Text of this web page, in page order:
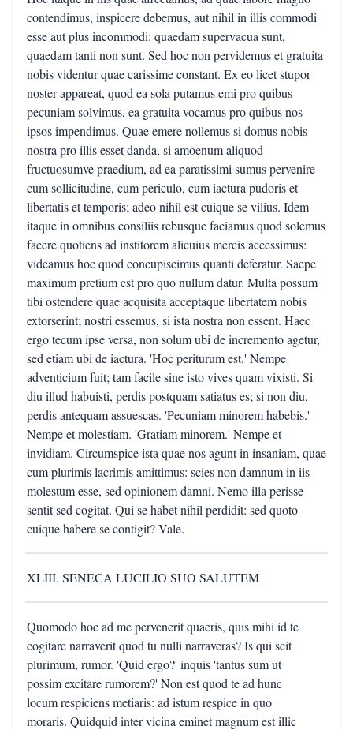
contendimus, inspicere debemus, aut nihil in illis commodi
esse aut plus incommodi: quaedam supervacua sunt,
quaedam tanti non sunt. Sed hoc non pervidemus et gratuita
nobis videntur quae carissime constant. Ex eo licet stupor
noster appareat, quod ea sola putamus emi pro quibus
pecuniam solvimus, ea gratuita vocamus pro quibus nos
ipsos impendimus. Quae emere nollemus si domus nobis
nostra pro illis esset danda, si amoenum aliquod
fructuosumve praedium, ad ea paratissimi sumus pervenire
cum sollicitudine, cum periculo, cum iactura pudoris et
libertatis et temporis; adeo nihil est cuique se vilius. Idem
itaque in omnibus consiliis rebusque faciamus quod solemus
facere quotiens ad institorem alicuius mercis accessimus:
videamus hoc quod concupiscimus quanti deferatur. Saepe
maximum pretium est pro quo nullum datur. Multa possum
tibi ostendere quae acquisita acceptaque libertatem nobis
extorserint; nostri essemus, si ista nostra non essent. Haec
ergo tecum ipse versa, non solum ubi de incremento agetur,
sed etiam ubi de iactura. 'Hoc periturum est.' Nempe
adventicium fuit; tam facile sine isto vives quam vixisti. Si
diu illud habuisti, perdis postquam satiatus es; si non diu,
perdis antequam assuescas. 'Pecuniam minorem habebis.'
Nempe et molestiam. 'Gratiam minorem.' Nempe et
invidiam. Circumspice ista quae nos agunt in insaniam, quae
cum plurimis lacrimis amittimus: scies non damnum in iis
molestum esse, sed opinionem damni. Nemo illa perisse
sentit sed cogitat. Qui se habet nihil perdidit: sed quoto
cuique habere se contigit? Vale.
XLIII. SENECA LUCILIO SUO SALUTEM
Quomodo hoc ad me pervenerit quaeris, quis mihi id te
cogitare narraverit quod tu nulli narraveras? Is qui scit
plurimum, rumor. 'Quid ergo?' inquis 'tantus sum ut
possim excitare rumorem?' Non est quod te ad hunc
locum respiciens metiaris: ad istum respice in quo
moraris. Quidquid inter vicina eminet magnum est illic